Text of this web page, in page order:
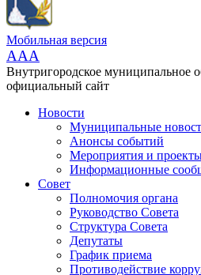
Мобильная версия
AAA
Внутригородское муниципальное
официальный сайт
Новости
Муниципальные
Анонсы событий
Мероприятия и
Информационные
Совет
Полномочия органа
Руководство Совета
Структура Совета
Депутаты
График приема
Противодействие